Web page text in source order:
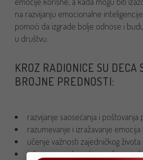
na razvijanju emocionalne
pomoći da izgrade bolje odnose i
u društvu.
KROZ RADIONICE SU DECA
BROJNE PREDNOSTI:
razvijanje saosećanja i poštovanja
razumevanje i izražavanje
učenje važnosti zajedničkog života
jačanje sposobnosti za rešavanje